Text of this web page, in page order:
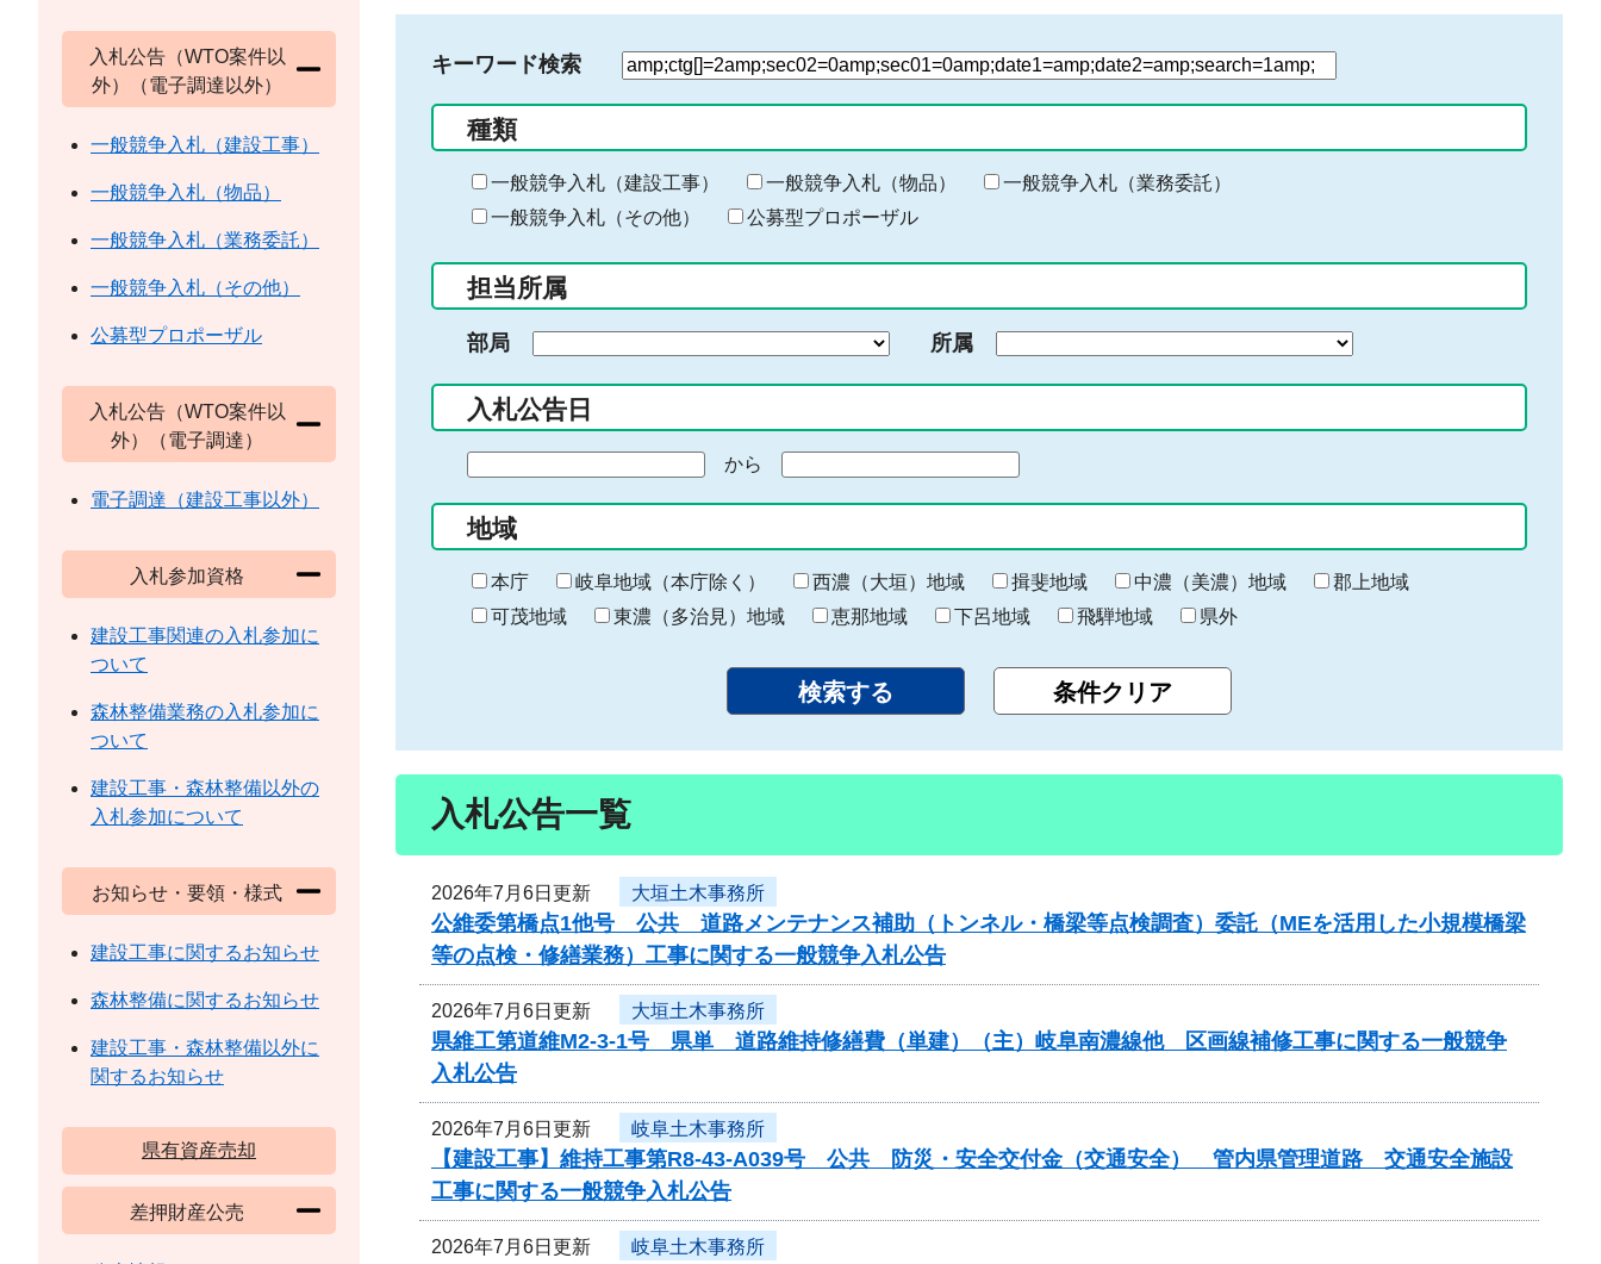
キーワード検索
検
る
キ
ー
ー
入
力
種類
一般競争入札（建設工事） 一般競争入札（物品）
一般競争入札（業務委託）
一般競争入札（その他）
公募型プロポーザル
担当所属
部局 所属
入札公告日
の
始
ま
り
から
終
わ
り
地域
本庁 岐阜地域（本庁除く） 西濃（大垣）地域 揖斐地域 中濃（美濃）地域
郡上地域
可茂地域
東濃（多治見）地域 恵那地域 下呂地域 飛騨地域 県外
入札公告一覧
2026年7月6日更新 大垣土木事務所
公維委第橋点1他号 公共 道路メンテナンス補助（トンネル・橋梁等点検調査）委託（MEを活用した小規模橋梁
等の点検・修繕業務）工事に関する一般競争入札公告
2026年7月6日更新 大垣土木事務所
県維工第道維M2-3-1号 県単 道路維持修繕費（単建）（主）岐阜南濃線他 区画線補修工事に関する一般競争
入札公告
2026年7月6日更新 岐阜土木事務所
【建設工事】維持工事第R8-43-A039号 公共 防災・安全交付金（交通安全） 管内県管理道路 交通安全施設
工事に関する一般競争入札公告
2026年7月6日更新 岐阜土木事務所
入札公告（WTO案件以
外）（電子調達以外）
一般競争入札（建設工事）
一般競争入札（物品）
一般競争入札（業務委託）
一般競争入札（その他）
公募型プロポーザル
入札公告（WTO案件以
外）（電子調達）
電子調達（建設工事以外）
入札参加資格
建設工事関連の入札参加に
ついて
森林整備業務の入札参加に
ついて
建設工事・森林整備以外の
入札参加について
お知らせ・要領・様式
建設工事に関するお知らせ
森林整備に関するお知らせ
建設工事・森林整備以外に
関するお知らせ
県有資産売却
差押財産公売